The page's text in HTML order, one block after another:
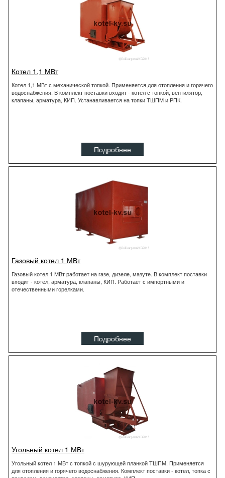
Котел 1,1 МВт
Котел 1,1 МВт с механической топкой. Применяется для отопления и горячего
водоснабжения. В комплект поставки входит - котел с топкой, вентилятор,
клапаны, арматура, КИП. Устанавливается на топки ТШПМ и РПК.
Подробнее
Газовый котел 1 МВт
Газовый котел 1 МВт работает на газе, дизеле, мазуте. В комплект поставки
входит - котел, арматура, клапаны, КИП. Работает с импортными и
отечественными горелками.
Подробнее
Угольный котел 1 МВт
Угольный котел 1 МВт с топкой с шурующей планкой ТШПМ. Применяется
для отопления и горячего водоснабжения. Комплект поставки - котел, топка с